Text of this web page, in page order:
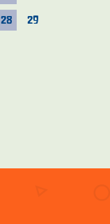
28 29